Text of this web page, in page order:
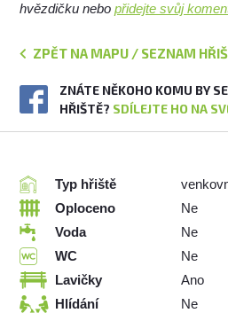
hvězdičku nebopřidejte svůj
ZPĚT NA MAPU / SEZNAM
ZNÁTE NĚKOHO KOMU BY
HŘIŠTĚ? SDÍLEJTE HO NA
Typ hřiště
Oploceno
Ne
Voda
Ne
WC
Ne
Lavičky
Ano
Hlídání
Ne